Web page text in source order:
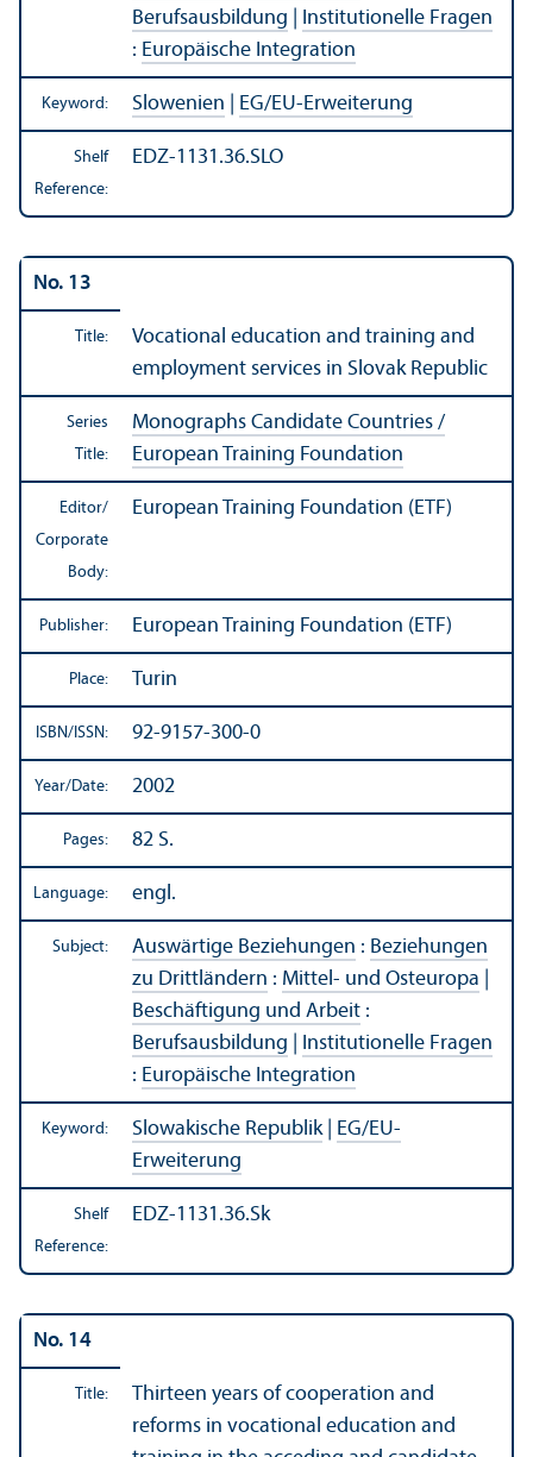
Berufsausbildung
Institutionelle Fragen
: Europäische Integration
Keyword: Slowenien EG/EU-Erweiterung
Shelf
Reference:
EDZ-1131.36.SLO
No. 13
Title:
Vocational education and training and
employment services in Slovak Republic
Series
Title:
Monographs Candidate Countries /
European Training Foundation
Editor/
Corporate
Body:
European Training Foundation (ETF)
Publisher: European Training Foundation (ETF)
Place: Turin
ISBN/ISSN: 92-9157-300-0
Year/Date: 2002
Pages: 82 S.
Language: engl.
Subject: Auswärtige Beziehungen : Beziehungen
zu Drittländern : Mittel- und Osteuropa
Beschäftigung und Arbeit :
Berufsausbildung
Institutionelle Fragen
: Europäische Integration
Keyword: Slowakische Republik| EG/EU-
Erweiterung
Shelf
Reference:
EDZ-1131.36.Sk
No. 14
Title:
Thirteen years of cooperation and
reforms in vocational education and